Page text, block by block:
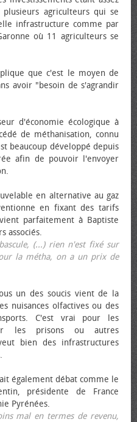
agriculteurs qui se
infrastructure comme par
où 11 agriculteurs se
que c'est le moyen de
avoir "besoin de s'agrandir
d'économie écologique à
de méthanisation, connu
beaucoup développé depuis
afin de pouvoir l'envoyer
en alternative au gaz
en fixant des tarifs
parfaitement à Baptiste
associés.
(...) rien n'est fixé sur
la métha, on a un prix de
un des soucis vient de la
nuisances olfactives ou des
C'est vrai pour les
les prisons ou autres
bien des infrastructures
également débat comme le
présidente de France
Pyrénées.
mal en termes de revenu,